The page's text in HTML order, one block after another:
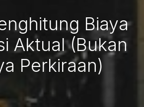
Biaya
Aktual (Bukan
Perkiraan)